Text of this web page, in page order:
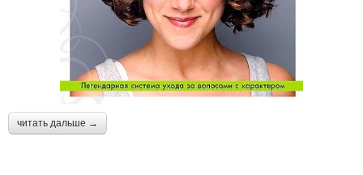
читать дальше →